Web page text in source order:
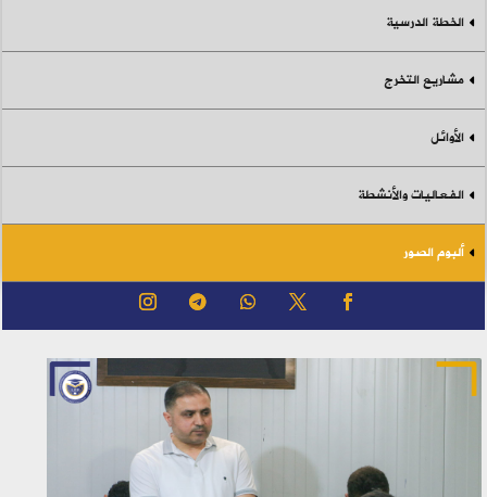
الخطة الدرسية
مشاريع التخرج
الأوائل
الفعاليات والأنشطة
ألبوم الصور